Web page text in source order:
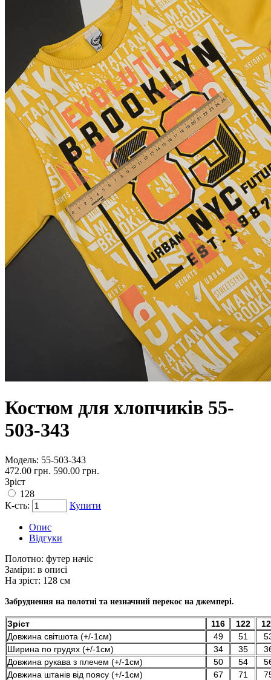
Костюм для хлопчиків 55-
503-343
Модель: 55-503-343
472.00 грн. 590.00 грн.
Зріст
128
К-сть:
Купити
Опис
Відгуки
Полотно: футер начіс
Заміри: в описі
На зріст: 128 см
Забруднення на полотні та незначний перекос на джемпері.
Зріст 116 122
Довжина світшота (+/-1см)
49 51
Ширина по грудях (+/-1см)
34 35
Довжина рукава з плечем (+/-1см)
50 54
Довжина штанів від поясу (+/-1см)
67 71